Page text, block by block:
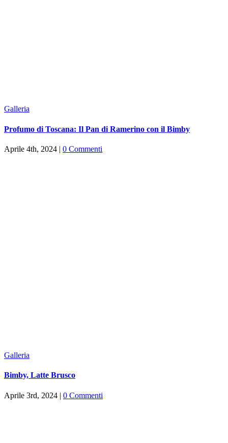
Galleria
Profumo di Toscana: Il Pan di Ramerino con il Bimby
Aprile 4th, 2024 | 0 Commenti
Galleria
Bimby, Latte Brusco
Aprile 3rd, 2024 | 0 Commenti